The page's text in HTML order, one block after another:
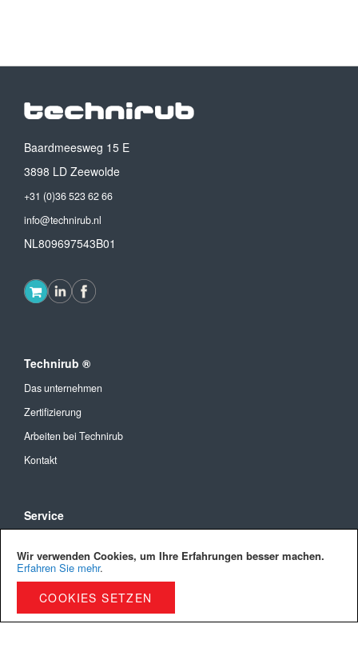
Wir verwenden Cookies, um Ihre Erfahrungen besser machen.
Erfahren Sie mehr.
COOKIES SETZEN
Baardmeesweg 15 E
3898 LD Zeewolde
+31 (0)36 523 62 66
info@technirub.nl
NL809697543B01
Technirub ®
Das unternehmen
Zertifizierung
Arbeiten bei Technirub
Kontakt
Service
Versandkosten und Lieferung
Privacy Policy